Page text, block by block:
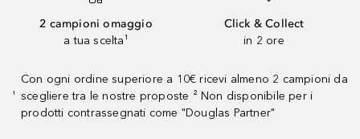
2 campioni omaggio
a tua scelta¹
Click & Collect
in 2 ore
¹
Con ogni ordine superiore a 10€ ricevi almeno 2 campioni da
scegliere tra le nostre proposte ² Non disponibile per i
prodotti contrassegnati come "Douglas Partner"